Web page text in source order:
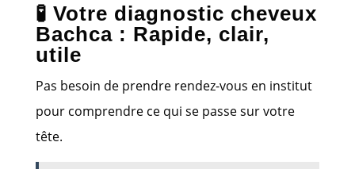
🧪 Votre diagnostic cheveux
Bachca : Rapide, clair,
utile
Pas besoin de prendre rendez-vous en institut
pour comprendre ce qui se passe sur votre
tête.